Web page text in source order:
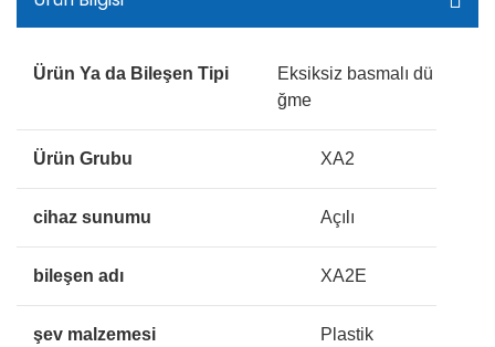
Ürün Ya da Bileşen Tipi
Eksiksiz basmalı dü
ğme
Ürün Grubu XA2
cihaz sunumu Açılı
bileşen adı XA2E
şev malzemesi Plastik